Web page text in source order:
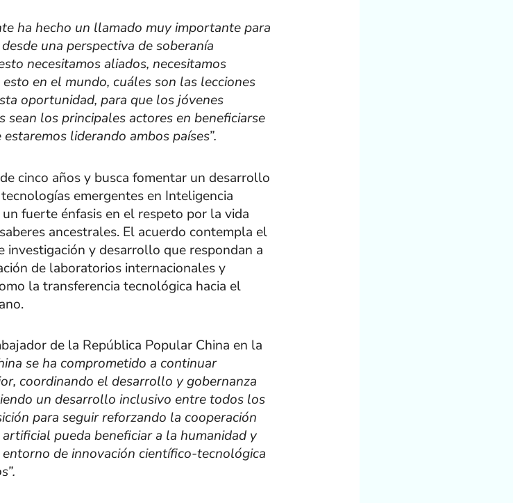
ha hecho un llamado muy importante para
una perspectiva de soberanía
necesitamos aliados, necesitamos
en el mundo, cuáles son las lecciones
oportunidad, para que los jóvenes
sean los principales actores en beneficiarse
liderando ambos países”.
cinco años y busca fomentar un desarrollo
emergentes en Inteligencia
fuerte énfasis en el respeto por la vida
ancestrales. El acuerdo contempla el
y desarrollo que respondan a
de laboratorios internacionales y
la transferencia tecnológica hacia el
de la República Popular China en la
se ha comprometido a continuar
coordinando el desarrollo y gobernanza
un desarrollo inclusivo entre todos los
para seguir reforzando la cooperación
pueda beneficiar a la humanidad y
de innovación científico-tecnológica